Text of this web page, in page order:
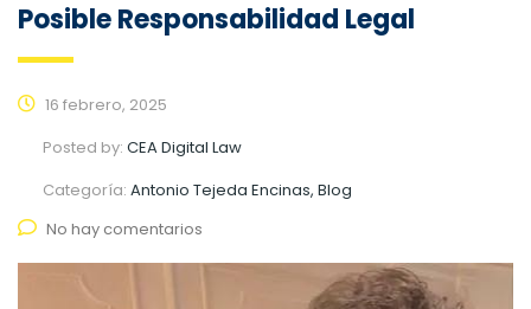
Posible Responsabilidad Legal
16 febrero, 2025
Posted by: CEA Digital Law
Categoría: Antonio Tejeda Encinas, Blog
No hay comentarios